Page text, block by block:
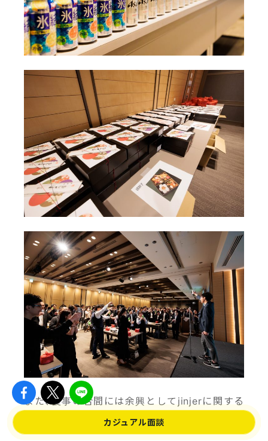
また、食事の合間には余興としてjinjerに関する
クイズが出題されました！
カジュアル面談